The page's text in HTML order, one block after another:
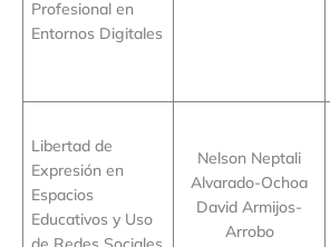
Profesional en
Entornos Digitales
Libertad de
Expresión en
Espacios
Educativos y Uso
de Redes Sociales
Nelson Neptali
Alvarado-Ochoa
David Armijos-
Arrobo